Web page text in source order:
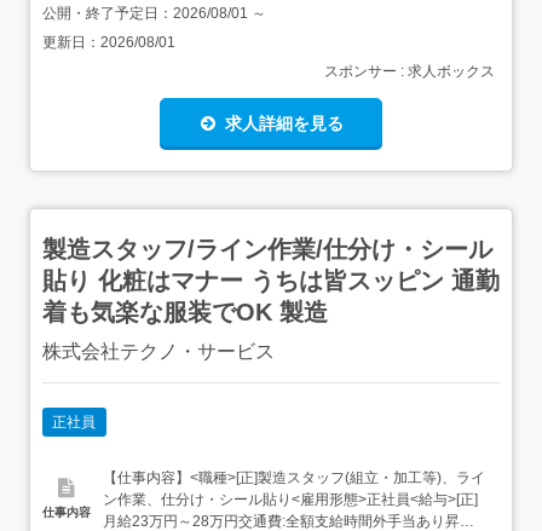
公開・終了予定日： 2026/08/01 ～
更新日： 2026/08/01
スポンサー : 求人ボックス
求人詳細を見る
製造スタッフ/ライン作業/仕分け・シール
貼り 化粧はマナー うちは皆スッピン 通勤
着も気楽な服装でOK 製造
株式会社テクノ・サービス
正社員
仕事内容
【仕事内容】<職種>[正]製造スタッフ(組立・加工等)、ライ
ン作業、仕分け・シール貼り<雇用形態>正社員<給与>[正]
月給23万円～28万円交通費:全額支給時間外手当あり昇給